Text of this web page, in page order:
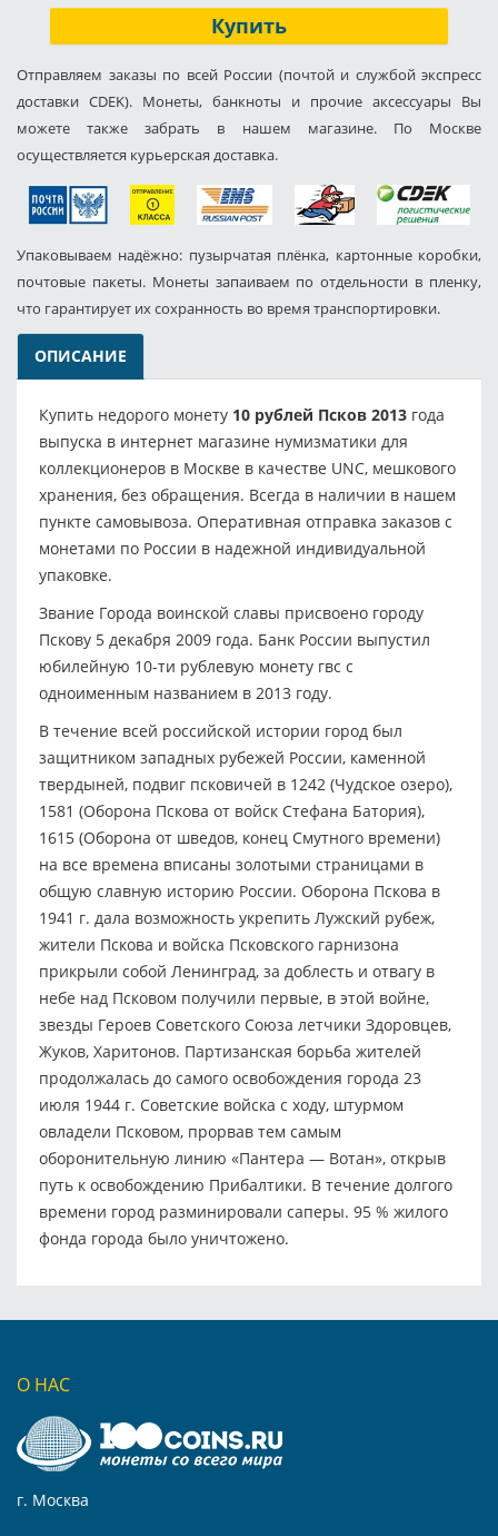
Купить
Отправляем заказы по всей России (почтой и службой экспресс
доставки CDEK). Монеты, банкноты и прочие аксессуары Вы
можете также забрать в нашем магазине. По Москве
осуществляется курьерская доставка.
Упаковываем надёжно: пузырчатая плёнка, картонные коробки,
почтовые пакеты. Монеты запаиваем по отдельности в пленку,
что гарантирует их сохранность во время транспортировки.
ОПИСАНИЕ
Купить недорого монету 10 рублей Псков 2013 года
выпуска в интернет магазине нумизматики для
коллекционеров в Москве в качестве UNC, мешкового
хранения, без обращения. Всегда в наличии в нашем
пункте самовывоза. Оперативная отправка заказов с
монетами по России в надежной индивидуальной
упаковке.
Звание Города воинской славы присвоено городу
Пскову 5 декабря 2009 года. Банк России выпустил
юбилейную 10-ти рублевую монету гвс с
одноименным названием в 2013 году.
В течение всей российской истории город был
защитником западных рубежей России, каменной
твердыней, подвиг псковичей в 1242 (Чудское озеро),
1581 (Оборона Пскова от войск Стефана Батория),
1615 (Оборона от шведов, конец Смутного времени)
на все времена вписаны золотыми страницами в
общую славную историю России. Оборона Пскова в
1941 г. дала возможность укрепить Лужский рубеж,
жители Пскова и войска Псковского гарнизона
прикрыли собой Ленинград, за доблесть и отвагу в
небе над Псковом получили первые, в этой войне,
звезды Героев Советского Союза летчики Здоровцев,
Жуков, Харитонов. Партизанская борьба жителей
продолжалась до самого освобождения города 23
июля 1944 г. Советские войска с ходу, штурмом
овладели Псковом, прорвав тем самым
оборонительную линию «Пантера — Вотан», открыв
путь к освобождению Прибалтики. В течение долгого
времени город разминировали саперы. 95 % жилого
фонда города было уничтожено.
О НАС
г. Москва